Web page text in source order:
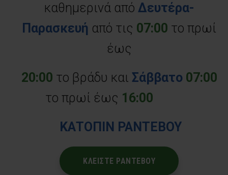
καθημερινά από Δευτέρα-
Παρασκευή από τις 07:00 το πρωί
έως
20:00 το βράδυ και Σάββατο 07:00
το πρωί έως 16:00
ΚΑΤΟΠΙΝ ΡΑΝΤΕΒΟΥ
ΚΛΕΙΣΤΕ ΡΑΝΤΕΒΟΥ